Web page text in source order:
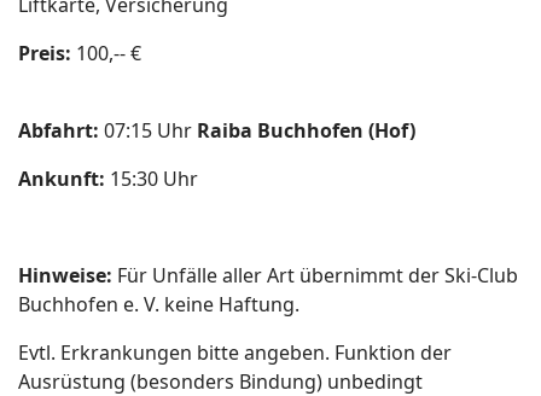
Preis: 100,-- €
Abfahrt: 07:15 Uhr Raiba Buchhofen (Hof)
Ankunft: 15:30 Uhr
Hinweise: Für Unfälle aller Art übernimmt der Ski-Club
Buchhofen e. V. keine Haftung.
Evtl. Erkrankungen bitte angeben. Funktion der
Ausrüstung (besonders Bindung) unbedingt